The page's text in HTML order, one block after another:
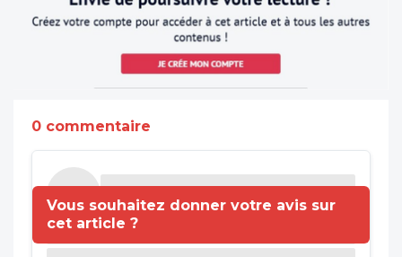
0 commentaire
Vous souhaitez donner votre avis sur
cet article ?